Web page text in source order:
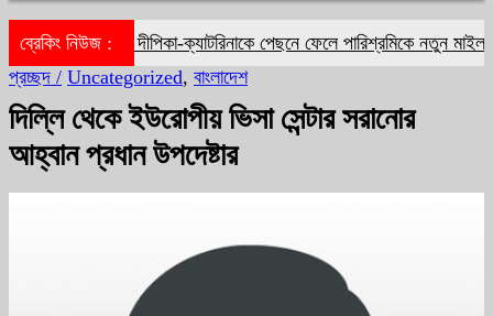
ব্রেকিং নিউজ :দীপিকা-ক্যাটরিনাকে পেছনে ফেলে পারিশ্রমিকে নতুন মাইলফলক
প্রচ্ছদ / Uncategorized, বাংলাদেশ
দিল্লি থেকে ইউরোপীয় ভিসা সেন্টার সরানোর
আহ্বান প্রধান উপদেষ্টার